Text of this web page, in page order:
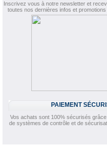
Inscrivez vous à notre newsletter et
toutes nos dernières infos et promotions
PAIEMENT
Vos achats sont 100% sécurisés
de systèmes de contrôle et de